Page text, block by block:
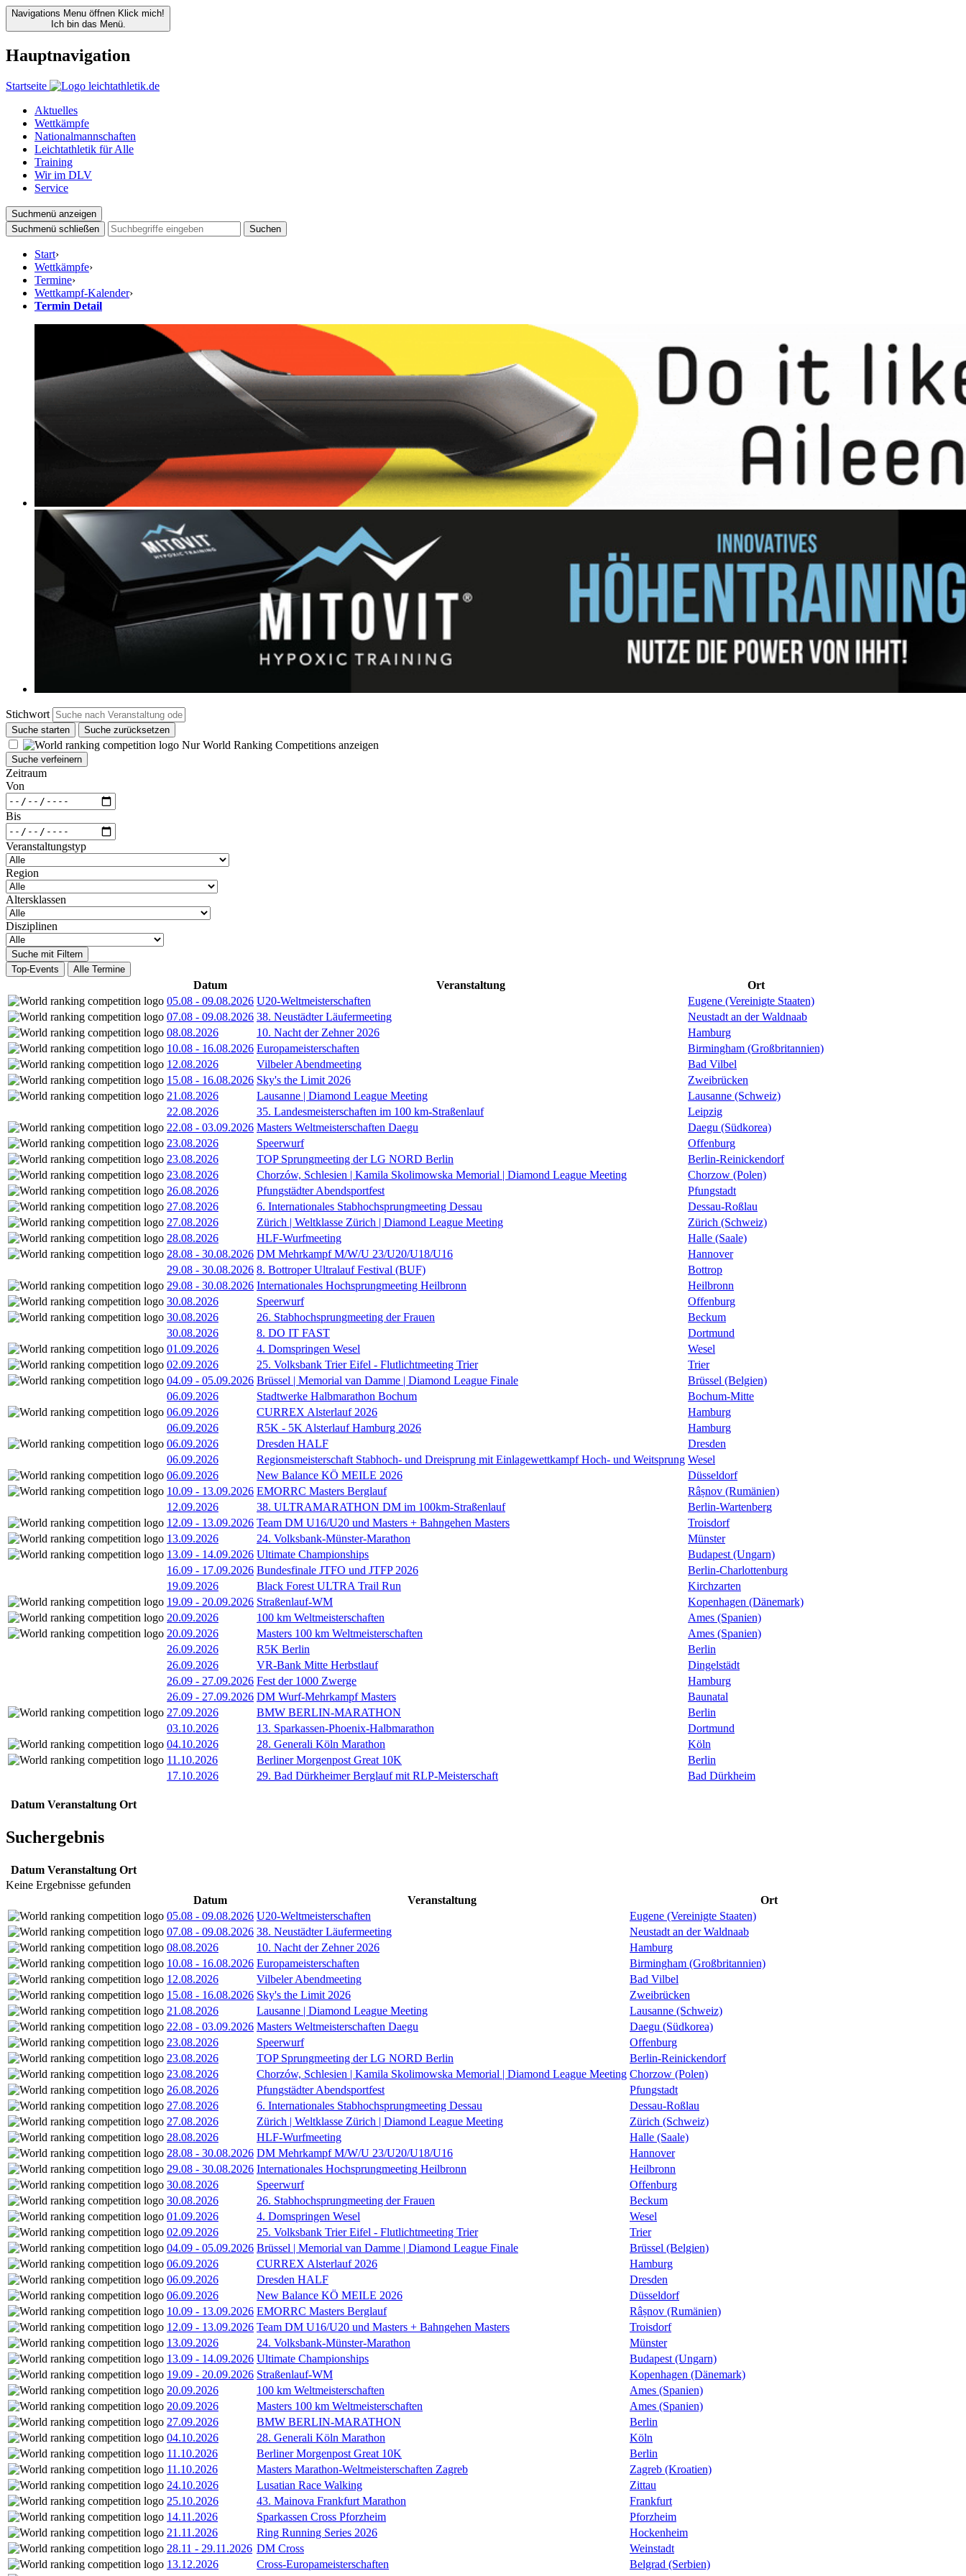
Navigations Menu öffnen Klick mich!
Ich bin das Menü.
Hauptnavigation
Startseite
Aktuelles
Wettkämpfe
Nationalmannschaften
Leichtathletik für Alle
Training
Wir im DLV
Service
Suchmenü anzeigen
Suchmenü schließen
Suchen
Start›
Wettkämpfe›
Termine›
Wettkampf-Kalender›
Termin Detail
Stichwort
Suche starten Suche zurücksetzen
Nur World Ranking Competitions anzeigen
Suche verfeinern
Zeitraum
Von
Bis
Veranstaltungstyp
Region
Altersklassen
Disziplinen
Suche mit Filtern
Top-Events
Alle Termine
Datum Veranstaltung
Ort
05.08 - 09.08.2026 U20-Weltmeisterschaften
Eugene (Vereinigte Staaten)
07.08 - 09.08.2026 38. Neustädter Läufermeeting
Neustadt an der Waldnaab
08.08.2026
10. Nacht der Zehner 2026
Hamburg
10.08 - 16.08.2026 Europameisterschaften
Birmingham (Großbritannien)
12.08.2026
Vilbeler Abendmeeting
Bad Vilbel
15.08 - 16.08.2026 Sky's the Limit 2026
Zweibrücken
21.08.2026
Lausanne | Diamond League Meeting
Lausanne (Schweiz)
22.08.2026
35. Landesmeisterschaften im 100 km-Straßenlauf
Leipzig
22.08 - 03.09.2026 Masters Weltmeisterschaften Daegu
Daegu (Südkorea)
23.08.2026
Speerwurf
Offenburg
23.08.2026
TOP Sprungmeeting der LG NORD Berlin
Berlin-Reinickendorf
23.08.2026
Chorzów, Schlesien | Kamila Skolimowska Memorial | Diamond League Meeting
Chorzow (Polen)
26.08.2026
Pfungstädter Abendsportfest
Pfungstadt
27.08.2026
6. Internationales Stabhochsprungmeeting Dessau
Dessau-Roßlau
27.08.2026
Zürich | Weltklasse Zürich | Diamond League Meeting
Zürich (Schweiz)
28.08.2026
HLF-Wurfmeeting
Halle (Saale)
28.08 - 30.08.2026 DM Mehrkampf M/W/U 23/U20/U18/U16
Hannover
29.08 - 30.08.2026 8. Bottroper Ultralauf Festival (BUF)
Bottrop
29.08 - 30.08.2026 Internationales Hochsprungmeeting Heilbronn
Heilbronn
30.08.2026
Speerwurf
Offenburg
30.08.2026
26. Stabhochsprungmeeting der Frauen
Beckum
30.08.2026
8. DO IT FAST
Dortmund
01.09.2026
4. Domspringen Wesel
Wesel
02.09.2026
25. Volksbank Trier Eifel - Flutlichtmeeting Trier
Trier
04.09 - 05.09.2026 Brüssel | Memorial van Damme | Diamond League Finale
Brüssel (Belgien)
06.09.2026
Stadtwerke Halbmarathon Bochum
Bochum-Mitte
06.09.2026
CURREX Alsterlauf 2026
Hamburg
06.09.2026
R5K - 5K Alsterlauf Hamburg 2026
Hamburg
06.09.2026
Dresden HALF
Dresden
06.09.2026
Regionsmeisterschaft Stabhoch- und Dreisprung mit Einlagewettkampf Hoch- und Weitsprung Wesel
06.09.2026
New Balance KÖ MEILE 2026
Düsseldorf
10.09 - 13.09.2026 EMORRC Masters Berglauf
Râșnov (Rumänien)
12.09.2026
38. ULTRAMARATHON DM im 100km-Straßenlauf
Berlin-Wartenberg
12.09 - 13.09.2026 Team DM U16/U20 und Masters + Bahngehen Masters
Troisdorf
13.09.2026
24. Volksbank-Münster-Marathon
Münster
13.09 - 14.09.2026 Ultimate Championships
Budapest (Ungarn)
16.09 - 17.09.2026 Bundesfinale JTFO und JTFP 2026
Berlin-Charlottenburg
19.09.2026
Black Forest ULTRA Trail Run
Kirchzarten
19.09 - 20.09.2026 Straßenlauf-WM
Kopenhagen (Dänemark)
20.09.2026
100 km Weltmeisterschaften
Ames (Spanien)
20.09.2026
Masters 100 km Weltmeisterschaften
Ames (Spanien)
26.09.2026
R5K Berlin
Berlin
26.09.2026
VR-Bank Mitte Herbstlauf
Dingelstädt
26.09 - 27.09.2026 Fest der 1000 Zwerge
Hamburg
26.09 - 27.09.2026 DM Wurf-Mehrkampf Masters
Baunatal
27.09.2026
BMW BERLIN-MARATHON
Berlin
03.10.2026
13. Sparkassen-Phoenix-Halbmarathon
Dortmund
04.10.2026
28. Generali Köln Marathon
Köln
11.10.2026
Berliner Morgenpost Great 10K
Berlin
17.10.2026
29. Bad Dürkheimer Berglauf mit RLP-Meisterschaft Bad Dürkheim
Datum Veranstaltung Ort
Suchergebnis
Datum Veranstaltung Ort
Keine Ergebnisse gefunden
Datum
Veranstaltung
Ort
05.08 - 09.08.2026 U20-Weltmeisterschaften
Eugene (Vereinigte Staaten)
07.08 - 09.08.2026 38. Neustädter Läufermeeting
Neustadt an der Waldnaab
08.08.2026
10. Nacht der Zehner 2026
Hamburg
10.08 - 16.08.2026 Europameisterschaften
Birmingham (Großbritannien)
12.08.2026
Vilbeler Abendmeeting
Bad Vilbel
15.08 - 16.08.2026 Sky's the Limit 2026
Zweibrücken
21.08.2026
Lausanne | Diamond League Meeting
Lausanne (Schweiz)
22.08 - 03.09.2026 Masters Weltmeisterschaften Daegu
Daegu (Südkorea)
23.08.2026
Speerwurf
Offenburg
23.08.2026
TOP Sprungmeeting der LG NORD Berlin
Berlin-Reinickendorf
23.08.2026
Chorzów, Schlesien | Kamila Skolimowska Memorial | Diamond League Meeting Chorzow (Polen)
26.08.2026
Pfungstädter Abendsportfest
Pfungstadt
27.08.2026
6. Internationales Stabhochsprungmeeting Dessau
Dessau-Roßlau
27.08.2026
Zürich | Weltklasse Zürich | Diamond League Meeting
Zürich (Schweiz)
28.08.2026
HLF-Wurfmeeting
Halle (Saale)
28.08 - 30.08.2026 DM Mehrkampf M/W/U 23/U20/U18/U16
Hannover
29.08 - 30.08.2026 Internationales Hochsprungmeeting Heilbronn
Heilbronn
30.08.2026
Speerwurf
Offenburg
30.08.2026
26. Stabhochsprungmeeting der Frauen
Beckum
01.09.2026
4. Domspringen Wesel
Wesel
02.09.2026
25. Volksbank Trier Eifel - Flutlichtmeeting Trier
Trier
04.09 - 05.09.2026 Brüssel | Memorial van Damme | Diamond League Finale
Brüssel (Belgien)
06.09.2026
CURREX Alsterlauf 2026
Hamburg
06.09.2026
Dresden HALF
Dresden
06.09.2026
New Balance KÖ MEILE 2026
Düsseldorf
10.09 - 13.09.2026 EMORRC Masters Berglauf
Râșnov (Rumänien)
12.09 - 13.09.2026 Team DM U16/U20 und Masters + Bahngehen Masters
Troisdorf
13.09.2026
24. Volksbank-Münster-Marathon
Münster
13.09 - 14.09.2026 Ultimate Championships
Budapest (Ungarn)
19.09 - 20.09.2026 Straßenlauf-WM
Kopenhagen (Dänemark)
20.09.2026
100 km Weltmeisterschaften
Ames (Spanien)
20.09.2026
Masters 100 km Weltmeisterschaften
Ames (Spanien)
27.09.2026
BMW BERLIN-MARATHON
Berlin
04.10.2026
28. Generali Köln Marathon
Köln
11.10.2026
Berliner Morgenpost Great 10K
Berlin
11.10.2026
Masters Marathon-Weltmeisterschaften Zagreb
Zagreb (Kroatien)
24.10.2026
Lusatian Race Walking
Zittau
25.10.2026
43. Mainova Frankfurt Marathon
Frankfurt
14.11.2026
Sparkassen Cross Pforzheim
Pforzheim
21.11.2026
Ring Running Series 2026
Hockenheim
28.11 - 29.11.2026 DM Cross
Weinstadt
13.12.2026
Cross-Europameisterschaften
Belgrad (Serbien)